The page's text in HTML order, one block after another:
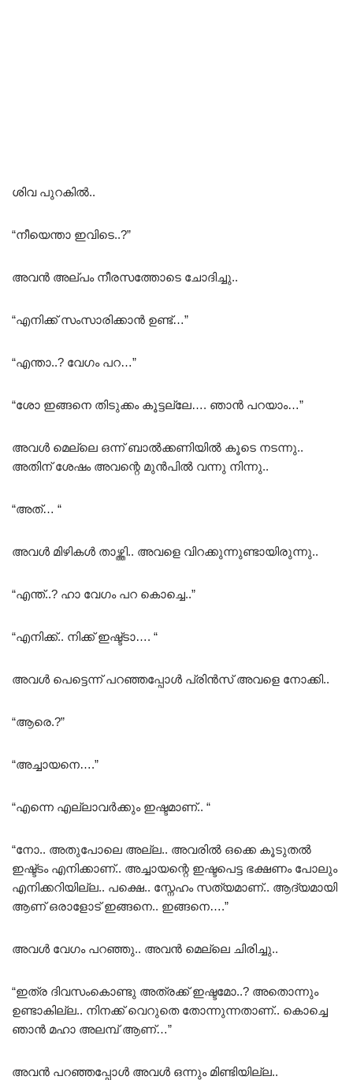
ശിവ പുറകിൽ..
“നീയെന്താ ഇവിടെ..?”
അവൻ അല്പം നീരസത്തോടെ ചോദിച്ചു..
“എനിക്ക് സംസാരിക്കാൻ ഉണ്ട്…”
“എന്താ..? വേഗം പറ…”
“ശോ ഇങ്ങനെ തിടുക്കം കൂട്ടല്ലേ…. ഞാൻ പറയാം…”
അവൾ മെല്ലെ ഒന്ന് ബാൽക്കണിയിൽ കൂടെ നടന്നു..
അതിന് ശേഷം അവന്റെ മുൻപിൽ വന്നു നിന്നു..
“അത്… “
അവൾ മിഴികൾ താഴ്ത്തി.. അവളെ വിറക്കുന്നുണ്ടായിരുന്നു..
“എന്ത്..? ഹാ വേഗം പറ കൊച്ചെ..”
“എനിക്ക്.. നിക്ക് ഇഷ്ട്ടാ…. “
അവൾ പെട്ടെന്ന് പറഞ്ഞപ്പോൾ പ്രിൻസ് അവളെ നോക്കി..
“ആരെ.?”
“അച്ചായനെ….”
“എന്നെ എല്ലാവർക്കും ഇഷ്ടമാണ്.. “
“നോ.. അതുപോലെ അല്ല.. അവരിൽ ഒക്കെ കൂടുതൽ
ഇഷ്ട്ടം എനിക്കാണ്.. അച്ചായന്റെ ഇഷ്ടപെട്ട ഭക്ഷണം പോലും
എനിക്കറിയില്ല.. പക്ഷെ.. സ്നേഹം സത്യമാണ്.. ആദ്യമായി
ആണ് ഒരാളോട് ഇങ്ങനെ.. ഇങ്ങനെ….”
അവൾ വേഗം പറഞ്ഞു.. അവൻ മെല്ലെ ചിരിച്ചു..
“ഇത്ര ദിവസംകൊണ്ടു അത്രക്ക് ഇഷ്ടമോ..? അതൊന്നും
ഉണ്ടാകില്ല.. നിനക്ക് വെറുതെ തോന്നുന്നതാണ്.. കൊച്ചെ
ഞാൻ മഹാ അലമ്പ് ആണ്…”
അവൻ പറഞ്ഞപ്പോൾ അവൾ ഒന്നും മിണ്ടിയില്ല..